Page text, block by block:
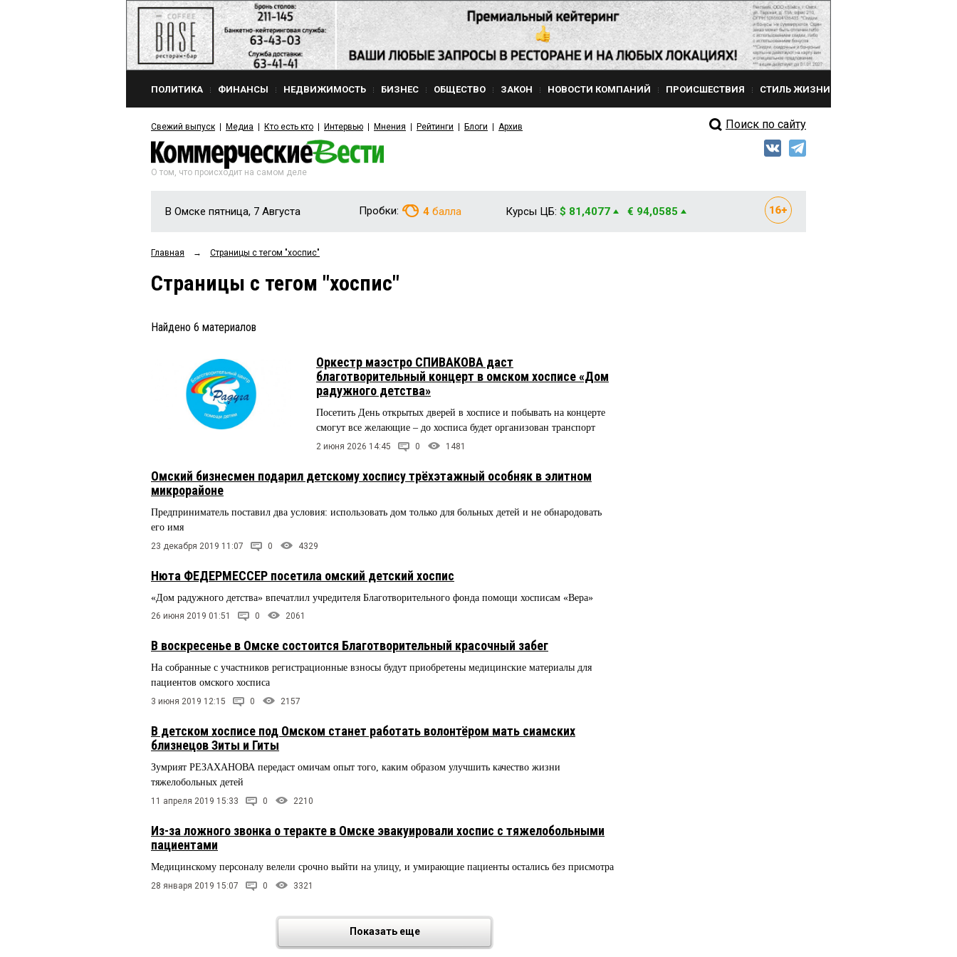
ПОЛИТИКА ФИНАНСЫ НЕДВИЖИМОСТЬ БИЗНЕС ОБЩЕСТВО ЗАКОН НОВОСТИ КОМПАНИЙ ПРОИСШЕСТВИЯ СТИЛЬ ЖИЗНИ
Свежий выпуск Медиа Кто есть кто Интервью Мнения Рейтинги Блоги Архив Поиск по сайту
О том, что происходит на самом деле
В Омске пятница, 7 Августа Пробки: 4 балла Курсы ЦБ: $ 81,4077 € 94,0585
Главная → Страницы c тегом "хоспис"
Страницы c тегом "хоспис"
Найдено 6 материалов
Оркестр маэстро СПИВАКОВА даст
благотворительный концерт в омском хосписе «Дом
радужного детства»
Посетить День открытых дверей в хосписе и побывать на концерте
смогут все желающие – до хосписа будет организован транспорт
2 июня 2026 14:45 0 1481
Омский бизнесмен подарил детскому хоспису трёхэтажный особняк в элитном
микрорайоне
Предприниматель поставил два условия: использовать дом только для больных детей и не обнародовать
его имя
23 декабря 2019 11:07 0 4329
Нюта ФЕДЕРМЕССЕР посетила омский детский хоспис
«Дом радужного детства» впечатлил учредителя Благотворительного фонда помощи хосписам «Вера»
26 июня 2019 01:51 0 2061
В воскресенье в Омске состоится Благотворительный красочный забег
На собранные с участников регистрационные взносы будут приобретены медицинские материалы для
пациентов омского хосписа
3 июня 2019 12:15 0 2157
В детском хосписе под Омском станет работать волонтёром мать сиамских
близнецов Зиты и Гиты
Зумрият РЕЗАХАНОВА передаст омичам опыт того, каким образом улучшить качество жизни
тяжелобольных детей
11 апреля 2019 15:33 0 2210
Из-за ложного звонка о теракте в Омске эвакуировали хоспис с тяжелобольными
пациентами
Медицинскому персоналу велели срочно выйти на улицу, и умирающие пациенты остались без присмотра
28 января 2019 15:07 0 3321
Показать еще